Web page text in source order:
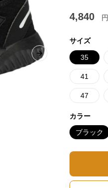
Next slide
4,840 円
サイズ
35
41
47
カラー
ブラック